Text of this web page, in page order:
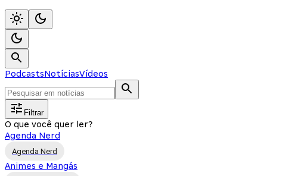
PodcastsNotíciasVídeos
Filtrar
O que você quer ler?
Agenda Nerd
Agenda Nerd
Animes e Mangás